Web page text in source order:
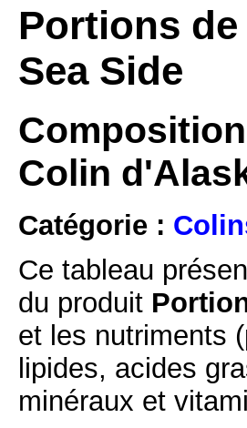
Portions
Sea Side
Colin
Catégorie :
Ce tableau
du produit
et les nutriments
lipides, acides
minéraux et